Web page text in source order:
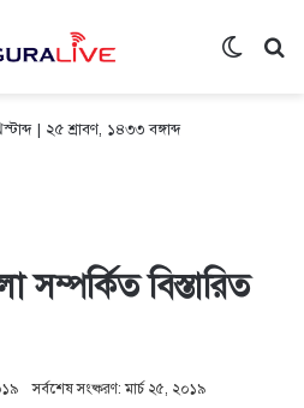
| ২৫ শ্রাবণ, ১৪৩৩ বঙ্গাব্দ
বিস্তারিত
সর্বশেষ সংষ্করণ: মার্চ ২৫, ২০১৯